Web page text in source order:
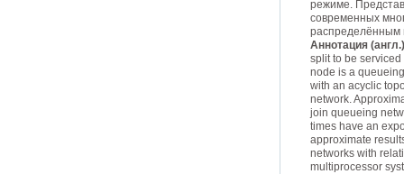
режиме.
современных
распределённым
Аннотация
split to be
node is a
with an acyclic
network.
join queueing
times have an
approximate
networks with
multiprocessor